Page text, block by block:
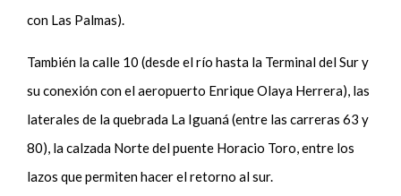
con Las Palmas).
También la calle 10 (desde el río hasta la Terminal del Sur y
su conexión con el aeropuerto Enrique Olaya Herrera), las
laterales de la quebrada La Iguaná (entre las carreras 63 y
80), la calzada Norte del puente Horacio Toro, entre los
lazos que permiten hacer el retorno al sur.